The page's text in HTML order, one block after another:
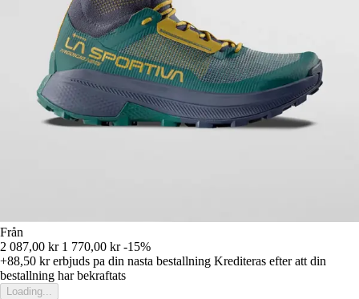
Från
2 087,00 kr 1 770,00 kr -15%
+88,50 krerbjuds pa din nasta bestallning Krediteras efter att din
bestallning har bekraftats
Loading...